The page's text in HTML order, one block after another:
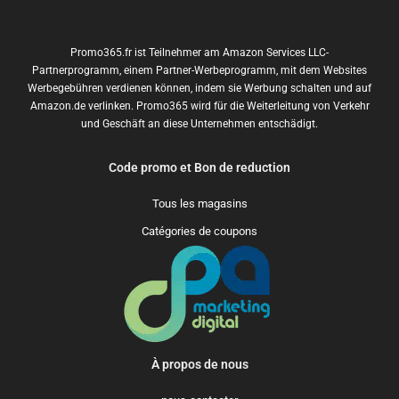
Promo365.fr ist Teilnehmer am Amazon Services LLC-
Partnerprogramm, einem Partner-Werbeprogramm, mit dem Websites
Werbegebühren verdienen können, indem sie Werbung schalten und auf
Amazon.de verlinken. Promo365 wird für die Weiterleitung von Verkehr
und Geschäft an diese Unternehmen entschädigt.
Code promo et Bon de reduction
Tous les magasins
Catégories de coupons
À propos de nous